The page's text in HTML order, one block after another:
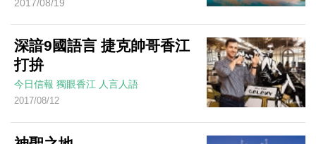
2017/08/19
深諳9國語言 捷克帥哥香江
打拚
今日信報 獨眼香江 人言人語
2017/08/12